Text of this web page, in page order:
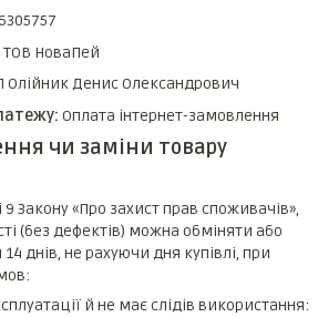
ТОВ НоваПей
Олійник Денис Олександрович
Оплата інтернет-замовлення
чи заміни товару
9 Закону «Про захист прав споживачів»,
(без дефектів) можна обміняти або
днів, не рахуючи дня купівлі, при
й не має слідів використання: